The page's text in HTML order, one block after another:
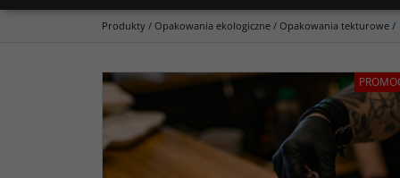
Produkty / Opakowania ekologiczne / Opakowania tekturowe /